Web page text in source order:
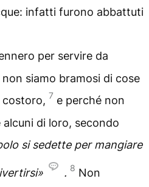
infatti furono abbattuti
per servire da
siamo bramosi di cose
7 e perché non
di loro, secondo
si sedette per mangiare
. 8 Non